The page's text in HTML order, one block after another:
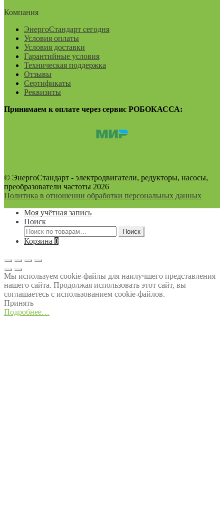
Компания
ЭнергоСтандарт сегодня
Условия оплаты
Условия доставки
Гарантийные условия
Техническая поддержка
Отзывы
Сертификаты
Реквизиты
Принимаем к оплате через сервис РОБОКАССА:
© ЭнергоСтандарт - электродвигатели, редукторы, насосы,
преобразователи частоты 2026
Политика в отношении обработки персональных данных
Моя учётная запись
Поиск
Искать:
Поиск
Корзина 0
Мы используем cookie-файлы для наилучшего представления
нашего сайта. Продолжая использовать этот сайт, вы
соглашаетесь с использованием cookie-файлов.
Принять
Подробнее…